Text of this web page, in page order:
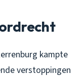
kampte
verstoppingen